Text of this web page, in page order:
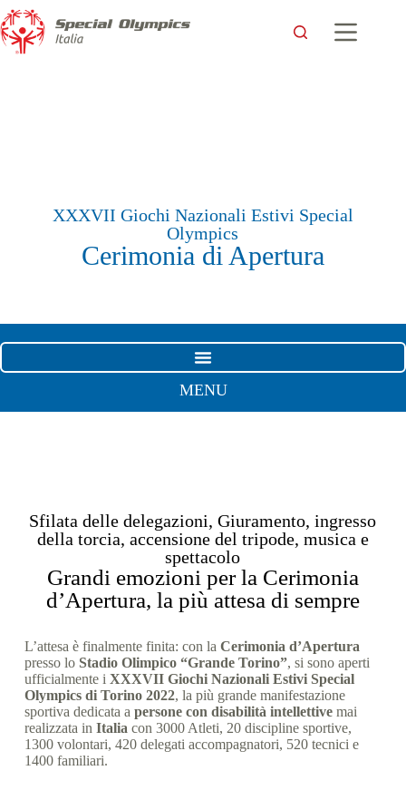
XXXVII Giochi Nazionali Estivi Special
Olympics
Cerimonia di Apertura
MENU
Sfilata delle delegazioni, Giuramento, ingresso
della torcia, accensione del tripode, musica e
spettacolo
Grandi emozioni per la Cerimonia
d’Apertura, la più attesa di sempre
L’attesa è finalmente finita: con la Cerimonia d’Apertura
presso lo Stadio Olimpico “Grande Torino”, si sono aperti
ufficialmente i XXXVII Giochi Nazionali Estivi Special
Olympics di Torino 2022, la più grande manifestazione
sportiva dedicata a persone con disabilità intellettivemai
realizzata in Italia con 3000 Atleti, 20 discipline sportive,
1300 volontari, 420 delegati accompagnatori, 520 tecnici e
1400 familiari.